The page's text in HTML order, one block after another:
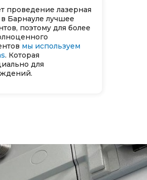
проведение лазерная
Барнауле лучшее
поэтому для более
мы используем
. Которая
для